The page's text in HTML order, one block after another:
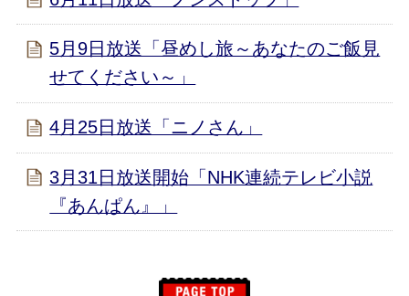
5月9日放送「昼めし旅～あなたのご飯見
せてください～」
4月25日放送「ニノさん」
3月31日放送開始「NHK連続テレビ小説
『あんぱん』」